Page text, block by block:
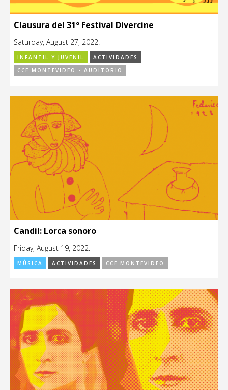
Clausura del 31º Festival Divercine
Saturday, August 27, 2022.
INFANTIL Y JUVENIL
ACTIVIDADES
CCE MONTEVIDEO - AUDITORIO
Candil: Lorca sonoro
Friday, August 19, 2022.
MÚSICA ACTIVIDADES CCE MONTEVIDEO